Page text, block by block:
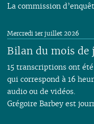
La commission
Bilan du mois de
Mercredi 1er juillet 2026
15 transcriptions ont
qui correspond à 16
audio ou de vidéos.
Grégoire Barbey est